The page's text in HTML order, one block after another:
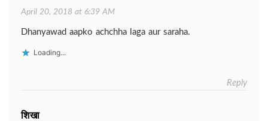
April 20, 2018 at 6:39 AM
Dhanyawad aapko achchha laga aur saraha.
Loading...
Reply
शिखा